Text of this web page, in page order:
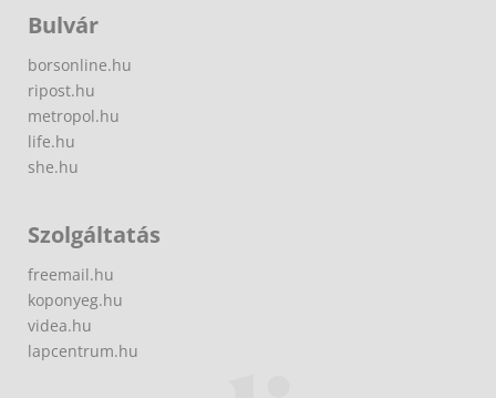
Bulvár
borsonline.hu
ripost.hu
metropol.hu
life.hu
she.hu
Szolgáltatás
freemail.hu
koponyeg.hu
videa.hu
lapcentrum.hu